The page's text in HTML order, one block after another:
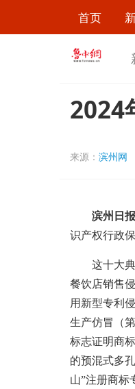
首页
2024
来源： 滨州网
滨州日
识产权行政
这十大典
餐饮店销售
用新型专利
生产仿冒（
标志证明商
的预混式多
山”注册商标